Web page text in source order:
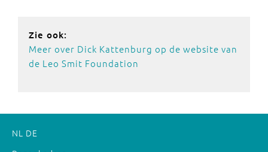
Zie ook:
Meer over Dick Kattenburg op de website van
de Leo Smit Foundation
NL DE